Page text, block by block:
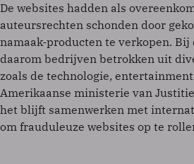
De websites hadden als
auteursrechten schonden door
namaak-producten te verkopen. Bij
daarom bedrijven betrokken uit
zoals de technologie,
Amerikaanse ministerie van
het blijft samenwerken met
om frauduleuze websites op te